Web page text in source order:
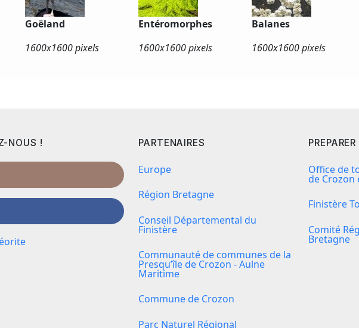
Goëland
1600x1600 pixels
Entéromorphes
1600x1600 pixels
Balanes
1600x1600 pixels
NOUS ! PARTENAIRES
Europe
Région Bretagne
Conseil Départemental du
Finistère
Communauté de communes de la
Presqu’île de Crozon - Aulne
Maritime
Commune de Crozon
Parc Naturel Régional
Office de
de Crozon
Finistère
Comité
Bretagne